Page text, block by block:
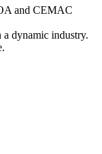
and CEMAC
dynamic industry.